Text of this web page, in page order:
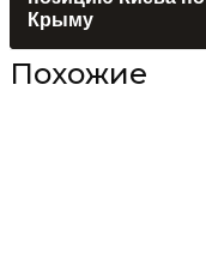
Крыму
Похожие